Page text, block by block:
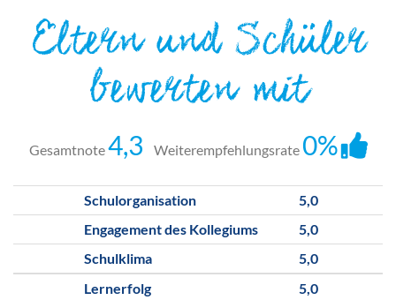
Eltern und Schüler
bewerten mit
Gesamtnote4,3 Weiterempfehlungsrate 0%
Schulorganisation
5,0
Engagement des Kollegiums
5,0
Schulklima
5,0
Lernerfolg
5,0